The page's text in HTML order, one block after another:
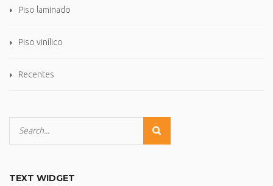
Piso laminado
Piso vinílico
Recentes
TEXT WIDGET